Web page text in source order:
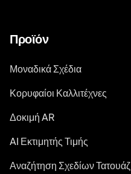
Προϊόν
Μοναδικά Σχέδια
Κορυφαίοι Καλλιτέχνες
Δοκιμή AR
AI Εκτιμητής Τιμής
Αναζήτηση Σχεδίων Τατουάζ